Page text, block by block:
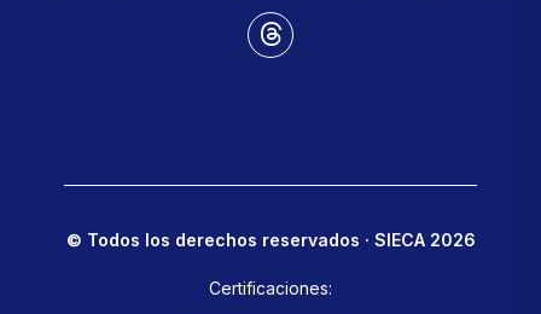
© Todos los derechos reservados · SIECA 2026
Certificaciones: